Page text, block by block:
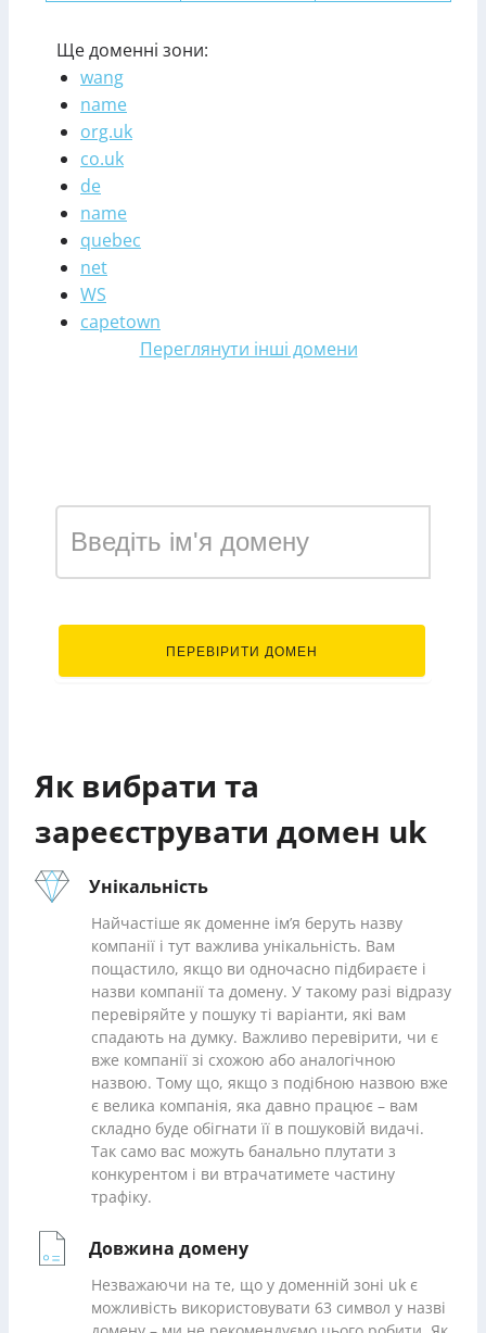
Ще доменні зони:
wang
name
org.uk
co.uk
de
name
quebec
net
WS
capetown
Переглянути інші домени
ПЕРЕВІРИТИ ДОМЕН
Як вибрати та
зареєструвати домен uk
Унікальність
Найчастіше як доменне ім’я беруть назву
компанії і тут важлива унікальність. Вам
пощастило, якщо ви одночасно підбираєте і
назви компанії та домену. У такому разі відразу
перевіряйте у пошуку ті варіанти, які вам
спадають на думку. Важливо перевірити, чи є
вже компанії зі схожою або аналогічною
назвою. Тому що, якщо з подібною назвою вже
є велика компанія, яка давно працює – вам
складно буде обігнати її в пошуковій видачі.
Так само вас можуть банально плутати з
конкурентом і ви втрачатимете частину
трафіку.
Довжина домену
Незважаючи на те, що у доменній зоні uk є
можливість використовувати 63 символ у назві